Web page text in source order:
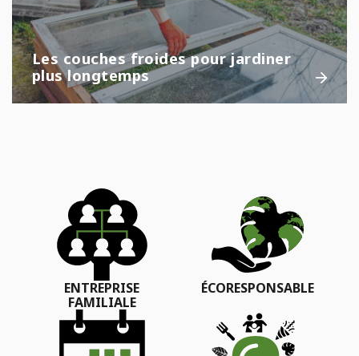
Les couches froides pour jardiner
plus longtemps
ENTREPRISE
FAMILIALE
ÉCORESPONSABLE